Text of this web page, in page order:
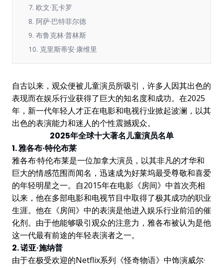
7. 欧文·瓦卡罗
8. 阿萨·巴特菲尔德
9. 布鲁克林·普林斯
10. 克里斯蒂安·康维里
自古以来，观众便被儿童演员所吸引，许多人因其出色的
表现而在娱乐行业获得了巨大的知名度和成功。在2025
年，新一代年轻人才正在电影和电视行业掀起波澜，以其
出色的表演能力和迷人的个性震撼观众。
2025年全球十大著名儿童演员名单
1. 雅各布·特伦布莱
雅各布·特伦布莱是一位加拿大演员，以其非凡的才华和
巨大的情感范围而闻名，迅速成为好莱坞最受尊敬和喜爱
的年轻明星之一。自2015年在电影《房间》中首次亮相
以来，他在多部电影和电视节目中取得了极其成功的职业
生涯。他在《房间》中的表演是他进入娱乐行业前沿的催
化剂。由于他能够吸引观众的注意力，雅各布被认为是他
这一代最有前途的年轻表演者之一。
2. 诺亚·施纳普
由于在极受欢迎的Netflix系列《怪奇物语》中饰演威尔·